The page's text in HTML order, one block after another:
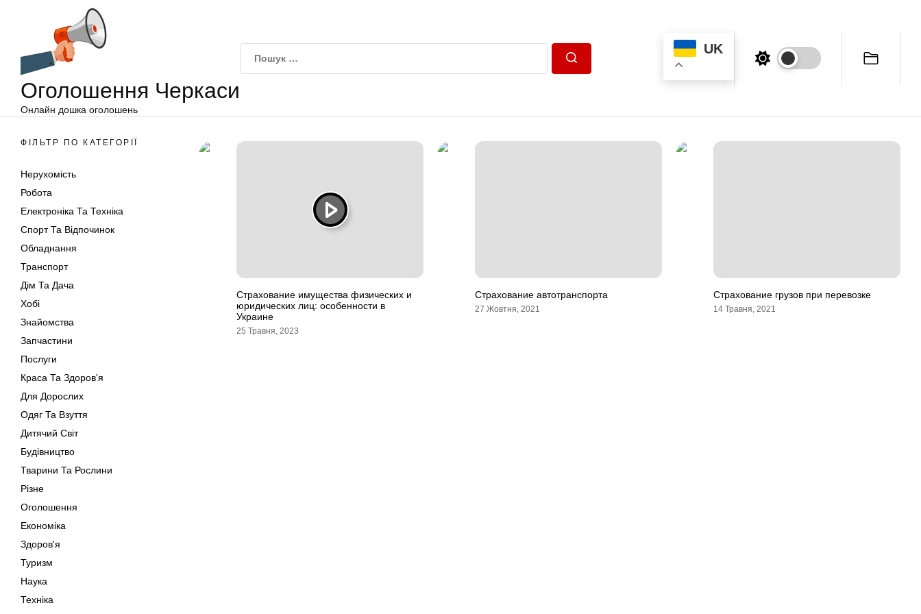
Оголошення Черкаси
Онлайн дошка оголошень
UK
ФІЛЬТР ПО КАТЕГОРІЇ
Нерухомість
Робота
Електроніка Та Техніка
Спорт Та Відпочинок
Обладнання
Транспорт
Дім Та Дача
Хобі
Знайомства
Запчастини
Послуги
Краса Та Здоров'я
Для Дорослих
Одяг Та Взуття
Дитячий Світ
Будівництво
Тварини Та Рослини
Різне
Оголошення
Економіка
Здоров'я
Туризм
Наука
Техніка
Страхование имущества физических и
юридических лиц: особенности в
Украине
25 Травня, 2023
Страхование автотранспорта
27 Жовтня, 2021
Страхование грузов при перевозке
14 Травня, 2021